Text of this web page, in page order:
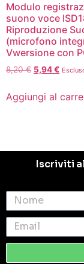
Modulo
suono voce
Riproduzione
(microfono
Vwersione con
8,20€ 5,94€
Aggiungi al
Iscriviti